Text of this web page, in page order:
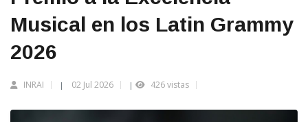
Musical en los Latin Grammy
2026
INRAI | 02 Jul 2026 | 426 vistas